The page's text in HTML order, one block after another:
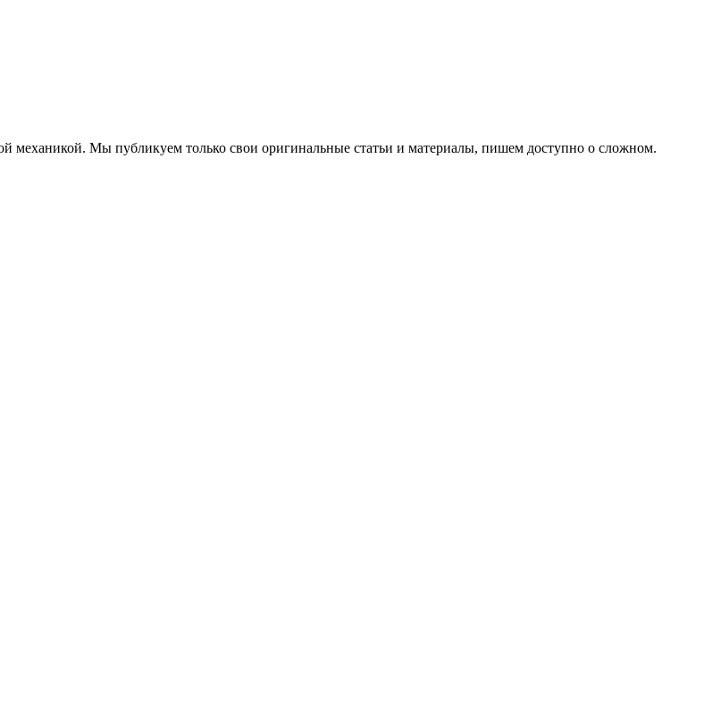
механикой. Мы публикуем только свои оригинальные статьи и материалы, пишем доступно о сложном.